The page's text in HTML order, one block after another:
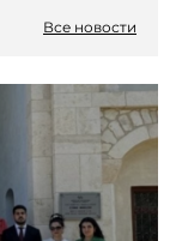
Все новости